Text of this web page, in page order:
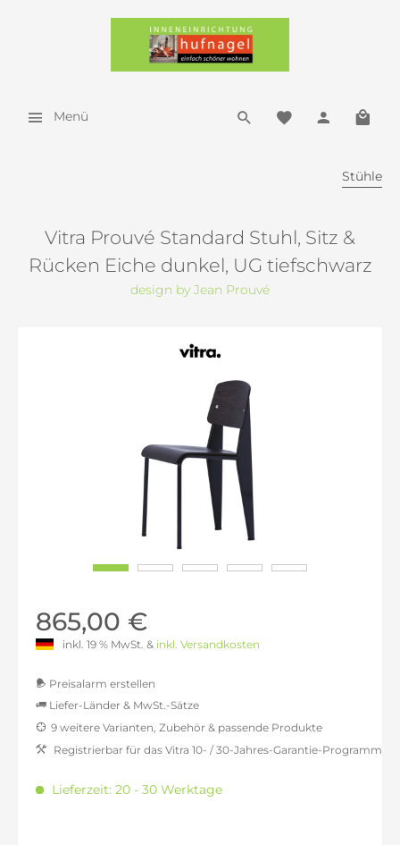
Menü
Stühle
Vitra Prouvé Standard Stuhl, Sitz &
Rücken Eiche dunkel, UG tiefschwarz
design by Jean Prouvé
865,00 €
inkl. 19 % MwSt. & inkl. Versandkosten
Preisalarm erstellen
Liefer-Länder & MwSt.-Sätze
inkl. 16% MwSt.: 843,19 €
inkl. 21% MwSt.: 879,54 €
9 weitere Varianten, Zubehör & passende Produkte
Registrierbar für das Vitra 10- / 30-Jahres-Garantie-Programm
Lieferzeit: 20 - 30 Werktage